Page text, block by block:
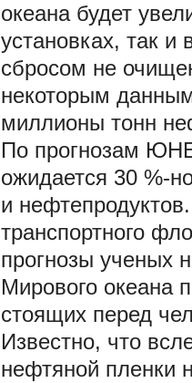
океана будет
установках, так и
сбросом не
некоторым
миллионы тонн
По прогнозам
ожидается 30 %-
и
транспортного
прогнозы ученых
Мирового океана
стоящих перед
Известно, что
нефтяной пленки